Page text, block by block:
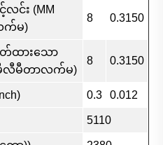
လင်း (MM
မ)
8 0.3150
ထားသော
လီမီတာလက်မ)
8 0.3150
0.3 0.012
5110